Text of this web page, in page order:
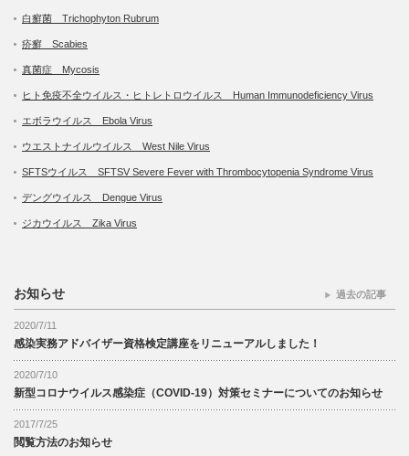
白癬菌 Trichophyton Rubrum
疥癬 Scabies
真菌症 Mycosis
ヒト免疫不全ウイルス・ヒトレトロウイルス Human Immunodeficiency Virus
エボラウイルス Ebola Virus
ウエストナイルウイルス West Nile Virus
SFTSウイルス SFTSV Severe Fever with Thrombocytopenia Syndrome Virus
デングウイルス Dengue Virus
ジカウイルス Zika Virus
お知らせ
2020/7/11
感染実務アドバイザー資格検定講座をリニューアルしました！
2020/7/10
新型コロナウイルス感染症（COVID-19）対策セミナーについてのお知らせ
2017/7/25
閲覧方法のお知らせ
過去の記事